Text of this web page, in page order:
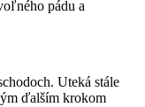
pádu a
Uteká stále
ďalším krokom